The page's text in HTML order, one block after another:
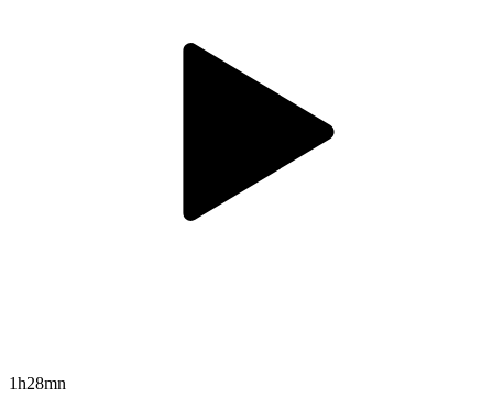
1h28mn